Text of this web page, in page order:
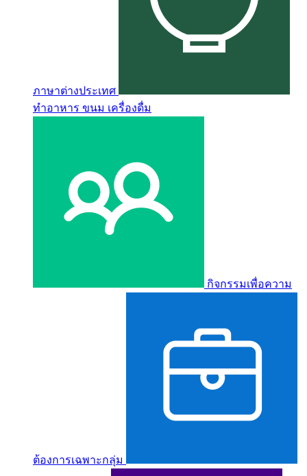
ภาษาต่างประเทศ
ทำอาหาร ขนม เครื่องดื่ม
กิจกรรมเพื่อความ
ต้องการเฉพาะกลุ่ม